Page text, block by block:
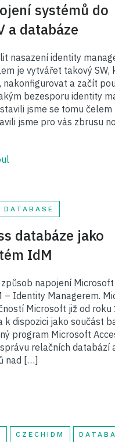
systémů do
a databáze
nasazení identity
je vytvářet takový SW,
a začít
bezesporu identity
jsme se tomu čelem
jsme pro vás zbrusu
DATABASE
databáze jako
IdM
napojení Microsoft
– Identity Managerem.
Microsoft již od roku
k dispozici jako součást
program Microsoft
relačních databází
nad […]
CZECHIDM